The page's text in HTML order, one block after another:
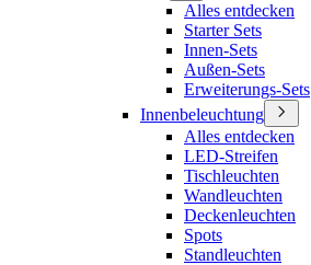
Alles entdecken
Starter Sets
Innen-Sets
Außen-Sets
Erweiterungs-Sets
Innenbeleuchtung
Alles entdecken
LED-Streifen
Tischleuchten
Wandleuchten
Deckenleuchten
Spots
Standleuchten